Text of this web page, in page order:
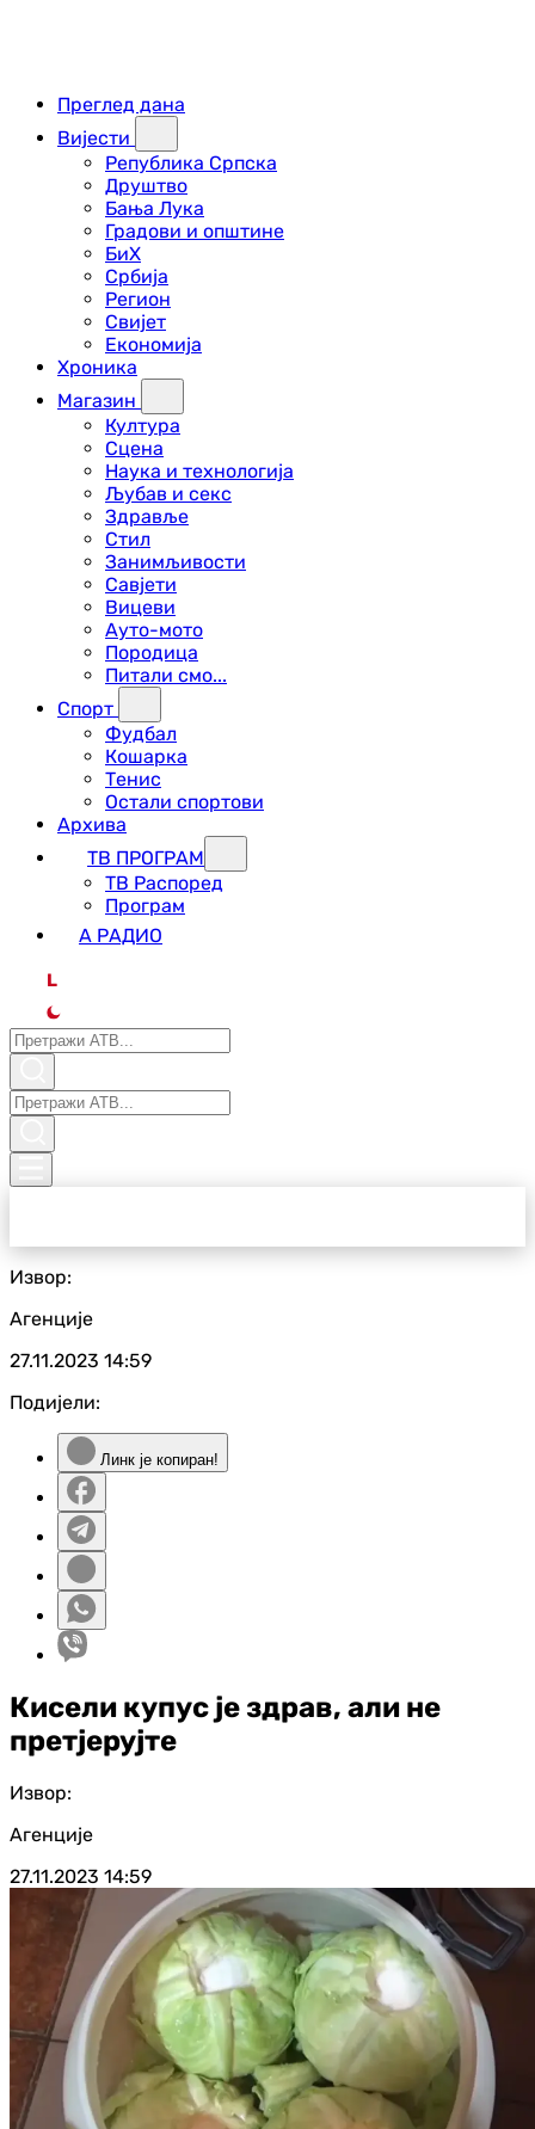
Преглед дана
Вијести
Република Српска
Друштво
Бања Лука
Градови и општине
БиХ
Србија
Регион
Свијет
Економија
Хроника
Магазин
Култура
Сцена
Наука и технологија
Љубав и секс
Здравље
Стил
Занимљивости
Савјети
Вицеви
Ауто-мото
Породица
Питали смо...
Спорт
Фудбал
Кошарка
Тенис
Остали спортови
Архива
ТВ ПРОГРАМ
ТВ Распоред
Програм
А РАДИО
L
Извор:
Агенције
27.11.2023 14:59
Подијели:
Линк је копиран!
Кисели купус је здрав, али не
претјерујте
Извор:
Агенције
27.11.2023 14:59